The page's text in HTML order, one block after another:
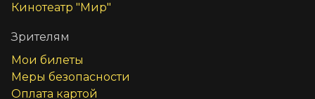
Кинотеатр "Мир"
Зрителям
Мои билеты
Меры безопасности
Оплата картой